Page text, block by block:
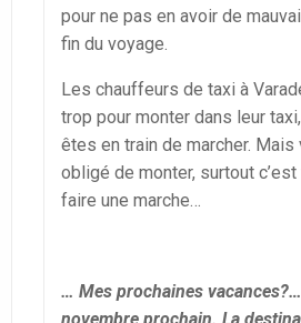
pour ne pas en avoir de
fin du voyage.
Les chauffeurs de taxi à
trop pour monter dans leur
êtes en train de marcher. Mais
obligé de monter, surtout
faire une marche…
… Mes prochaines